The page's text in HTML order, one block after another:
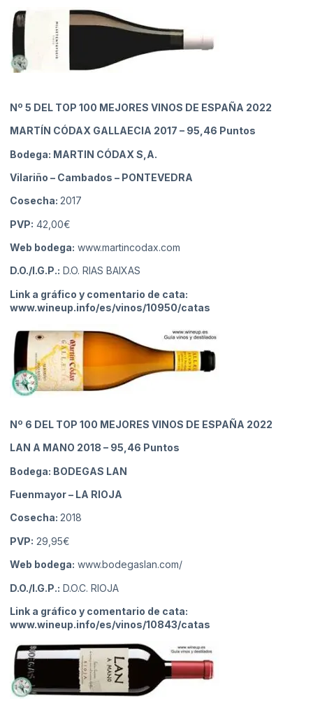
Nº 5 DEL TOP 100 MEJORES VINOS DE ESPAÑA 2022
MARTÍN CÓDAX GALLAECIA 2017 – 95,46 Puntos
Bodega: MARTIN CÓDAX S,A.
Vilariño – Cambados – PONTEVEDRA
Cosecha: 2017
PVP: 42,00€
Web bodega: www.martincodax.com
D.O./I.G.P.: D.O. RIAS BAIXAS
Link a gráfico y comentario de cata:
www.wineup.info/es/vinos/10950/catas
Nº 6 DEL TOP 100 MEJORES VINOS DE ESPAÑA 2022
LAN A MANO 2018 – 95,46 Puntos
Bodega: BODEGAS LAN
Fuenmayor– LA RIOJA
Cosecha: 2018
PVP: 29,95€
Web bodega: www.bodegaslan.com/
D.O./I.G.P.: D.O.C. RIOJA
Link a gráfico y comentario de cata:
www.wineup.info/es/vinos/10843/catas